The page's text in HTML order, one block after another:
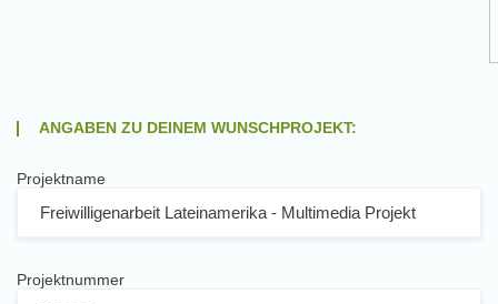
ANGABEN ZU DEINEM WUNSCHPROJEKT:
Projektname
Projektnummer